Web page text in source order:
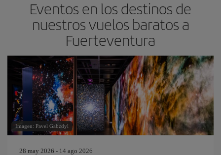
Eventos en los destinos de
nuestros vuelos baratos a
Fuerteventura
Imagen: Pavel Gabzdyl
28 may 2026 - 14 ago 2026